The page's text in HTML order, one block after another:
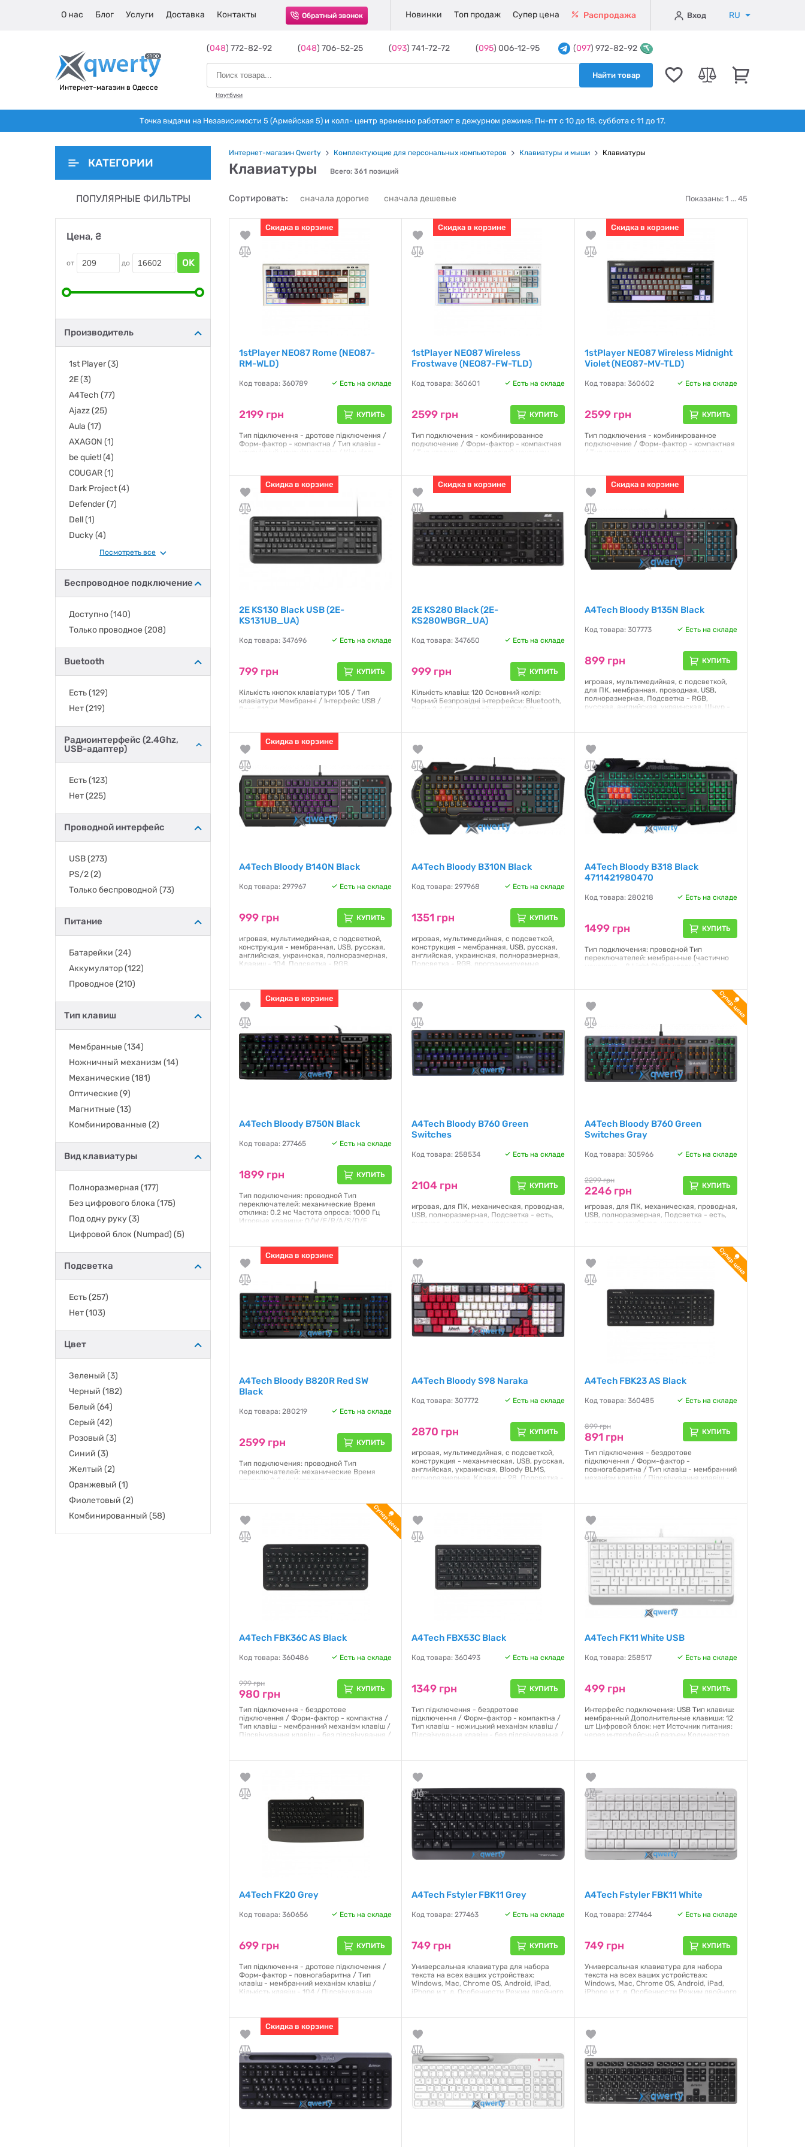
О нас Блог Услуги Доставка Контакты Обратный звонок Новинки Топ продаж Супер цена Распродажа Вход RU
Интернет-магазин в Одессе
(048) 772-82-92 (048) 706-52-25 (093) 741-72-72 (095) 006-12-95 (097) 972-82-92
Найти товар
Ноутбуки
Точка выдачи на Независимости 5 (Армейская 5) и колл- центр временно работают в дежурном режиме: Пн-пт с 10 до 18. суббота с 11 до 17.
КАТЕГОРИИ
ПОПУЛЯРНЫЕ ФИЛЬТРЫ
Цена, ₴
от до OK
Производитель
1st Player(3)
2E(3)
A4Tech (77)
Ajazz(25)
Aula (17)
AXAGON (1)
be quiet!(4)
COUGAR(1)
Dark Project(4)
Defender(7)
Dell(1)
Ducky(4)
Epomaker(1)
FrimeCom(3)
GAMEMAX(1)
GamePro(34)
Gembird(1)
Glorious(1)
HATOR(29)
HP(6)
HyperX(3)
Lenovo(4)
Logitech(36)
Media-Tech
MONTECH
Motospeed(3)
MSI(4)
OfficePro(3)
OMEGA(1)
Pulsar(1)
Rapoo(2)
Razer(32)
Redragon(2)
SteelSeries(10)
XCLAIM(1)
Xtrike ME(6)
Посмотреть все
Беспроводное подключение
Доступно(140)
Только проводное(208)
Buetooth
Есть(129)
Нет(219)
Радиоинтерфейс (2.4Ghz,
USB-адаптер)
Есть(123)
Нет(225)
Проводной интерфейс
USB(273)
PS/2(2)
Только беспроводной (73)
Питание
Батарейки (24)
Аккумулятор(122)
Проводное(210)
Тип клавиш
Мембранные(134)
Ножничный механизм (14)
Механические(181)
Оптические(9)
Магнитные(13)
Комбинированные(2)
Вид клавиатуры
Полноразмерная (177)
Без цифрового блока (175)
Под одну руку (3)
Цифровой блок (Numpad) (5)
Подсветка
Есть(257)
Нет(103)
Цвет
Зеленый (3)
Черный (182)
Белый (64)
Серый (42)
Розовый (3)
Синий (3)
Желтый (2)
Оранжевый (1)
Фиолетовый (2)
Комбинированный (58)
Интернет-магазин Qwerty Комплектующие для персональных компьютеров Клавиатуры и мыши Клавиатуры
Клавиатуры Всего: 361 позиций
Сортировать: сначала дорогие сначала дешевые Показаны: 1 ... 45
Скидка в корзине
1stPlayer NEO87 Rome (NEO87-
RM-WLD)
Код товара: 360789 Есть на складе
2199 грн КУПИТЬ
Тип підключення - дротове підключення /
Форм-фактор - компактна / Тип клавіш -
механічний механізм клавіш / Кількість
підсвічуванням / Розкладка - ENG / UKR /
Гарантия:12 месяцев
Скидка в корзине
1stPlayer NEO87 Wireless
Frostwave (NEO87-FW-TLD)
Код товара: 360601 Есть на складе
2599 грн КУПИТЬ
Тип подключения - комбинированное
подключение / Форм-фактор - компактная
/ Тип клавиш - механический механизм
Подсветка клавиш - с подсветкой /
Раскладка - ENG / UKR /
Гарантия:
Скидка в корзине
1stPlayer NEO87 Wireless Midnight
Violet (NEO87-MV-TLD)
Код товара: 360602 Есть на складе
2599 грн КУПИТЬ
Тип подключения - комбинированное
подключение / Форм-фактор - компактная
/ Тип клавиш - механический механизм
Подсветка клавиш - с подсветкой /
Раскладка - ENG / UKR /
Гарантия:
Скидка в корзине
2E KS130 Black USB (2E-
KS131UB_UA)
Код товара: 347696 Есть на складе
799 грн КУПИТЬ
Кількість кнопок клавіатури 105 / Тип
клавіатури Мембранні / Інтерфейс USB /
Вага 510 г
Скидка в корзине
2E KS280 Black (2E-
KS280WBGR_UA)
Код товара: 347650 Есть на складе
999 грн КУПИТЬ
Кількість клавіш: 120 Основний колір:
Чорний Безпровідні інтерфейси: Bluetooth,
Радіо 2.4 ГГц Інтерфейси: USB 2.0 Вид
Гарантия:12 месяцев
Скидка в корзине
A4Tech Bloody B135N Black
Код товара: 307773 Есть на складе
899 грн КУПИТЬ
игровая, мультимедийная, с подсветкой,
для ПК, мембранная, проводная, USB,
полноразмерная, Подсветка - RGB,
русская, английская, украинская, Шнур -
Гарантия:12 месяцев
Скидка в корзине
A4Tech Bloody B140N Black
Код товара: 297967 Есть на складе
999 грн КУПИТЬ
игровая, мультимедийная, с подсветкой,
конструкция - мембранная, USB, русская,
английская, украинская, полноразмерная,
Клавиш - 104, Подсветка - RGB,
Гарантия:12 месяцев
A4Tech Bloody B310N Black
Код товара: 297968 Есть на складе
1351 грн КУПИТЬ
игровая, мультимедийная, с подсветкой,
конструкция - мембранная, USB, русская,
английская, украинская, полноразмерная,
Подсветка - RGB, программируемые
A4Tech Bloody B318 Black
4711421980470
Код товара: 280218 Есть на складе
1499 грн КУПИТЬ
Тип подключения: проводной Тип
переключателей: мембранные (частично
механика – 8 Light Strike клавиш)
пластиковых (ABS) клавиш Время отклика
8 LK клавиш: 0.2 мс Мультимедийные
горячие клавиши: есть Подсветка: синяя,
зеленая, бирюзовая Влагозащита: двойная
Пробел: усиленный Длина кабеля: 1.8 м
Интерфейс: USB
Гарантия:12 месяцев
Скидка в корзине
A4Tech Bloody B750N Black
Код товара: 277465 Есть на складе
1899 грн КУПИТЬ
Тип подключения: проводной Тип
переключателей: механические Время
отклика: 0.2 мс Частота опроса: 1000 Гц
Игровые клавиши: Q/W/E/R/A/S/D/F
клавиши: есть Подсветка: neon Яркость
подсветки: регулируемая Пробел:
усиленный Длина кабеля: 1.8 м Интерфейс:
12 месяцев
A4Tech Bloody B760 Green
Switches
Код товара: 258534 Есть на складе
2104 грн КУПИТЬ
игровая, для ПК, механическая, проводная,
USB, полноразмерная, Подсветка - есть,
Шнур - 1.8 м, 442 х 132 х 38 мм, 0.817
Гарантия:
A4Tech Bloody B760 Green
Switches Gray
Код товара: 305966 Есть на складе
2299 грн
2246 грн КУПИТЬ
игровая, для ПК, механическая, проводная,
USB, полноразмерная, Подсветка - есть,
Шнур - 1.8 м, 442 х 132 х 38 мм, 0.817
Гарантия:
Скидка в корзине
A4Tech Bloody B820R Red SW
Black
Код товара: 280219 Есть на складе
2599 грн КУПИТЬ
Тип подключения: проводной Тип
переключателей: механические Время
отклика: 0.2 мс Игровые клавиши:
Мультимедийные горячие клавиши: есть
Подсветка: RGB (6 типов RGB подсветки
установлены по умолчанию) Яркость
подсветки: регулируемая Пробел:
усиленный Длина кабеля: 1.8 м Интерфейс:
USB Ресурс клавиш: до 100 млн. нажатий
Гарантия: 12 месяцев
A4Tech Bloody S98 Naraka
Код товара: 307772 Есть на складе
2870 грн КУПИТЬ
игровая, мультимедийная, с подсветкой,
конструкция - механическая, USB, русская,
английская, украинская, Bloody BLMS,
полноразмерная, Клавиш - 98, Подсветка -
Гарантия:12 месяцев
A4Tech FBK23 AS Black
Код товара: 360485 Есть на складе
899 грн
891 грн КУПИТЬ
Тип підключення - бездротове
підключення / Форм-фактор -
повногабаритна / Тип клавіш - мембранний
механізм клавіш / Підсвічування клавіш -
A4Tech FBK36C AS Black
Код товара: 360486 Есть на складе
999 грн
980 грн КУПИТЬ
Тип підключення - бездротове
підключення / Форм-фактор - компактна /
Тип клавіш - мембранний механізм клавіш /
Підсвічування клавіш - без підсвічування /
Гарантия:12 месяцев
A4Tech FBX53C Black
Код товара: 360493 Есть на складе
1349 грн КУПИТЬ
Тип підключення - бездротове
підключення / Форм-фактор - компактна /
Тип клавіш - ножицький механізм клавіш /
Підсвічування клавіш - без підсвічування /
Гарантия:12 месяцев
A4Tech FK11 White USB
Код товара: 258517 Есть на складе
499 грн КУПИТЬ
Интерфейс подключения: USB Тип клавиш:
мембранный Дополнительные клавиши: 12
шт Цифровой блок: нет Источник питания:
через интерфейсный разъем Количество
Радиус действия: - Цвет: белый, серый
A4Tech FK20 Grey
Код товара: 360656 Есть на складе
699 грн КУПИТЬ
Тип підключення - дротове підключення /
Форм-фактор - повногабаритна / Тип
клавіш - мембранний механізм клавіш /
Кількість клавіш - 104 / Підсвічування
Гарантия:12 месяцев
A4Tech Fstyler FBK11 Grey
Код товара: 277463 Есть на складе
749 грн КУПИТЬ
Универсальная клавиатура для набора
текста на всех ваших устройствах:
Windows, Mac, Chrome OS, Android, iPad,
iPhone и т. д. Особенности Режим двойного
расстоянии до 5-10 м. Беспроводное
зависимости от условий компьютера
Гарантия:12 месяцев
A4Tech Fstyler FBK11 White
Код товара: 277464 Есть на складе
749 грн КУПИТЬ
Универсальная клавиатура для набора
текста на всех ваших устройствах:
Windows, Mac, Chrome OS, Android, iPad,
iPhone и т. д. Особенности Режим двойного
расстоянии до 5-10 м. Беспроводное
зависимости от условий компьютера
Гарантия:
Скидка в корзине